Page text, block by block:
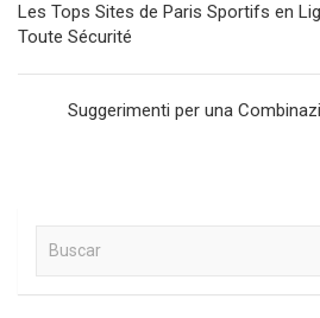
de
entradas
Les Tops Sites de Paris Sportifs en
Toute Sécurité
Suggerimenti per una